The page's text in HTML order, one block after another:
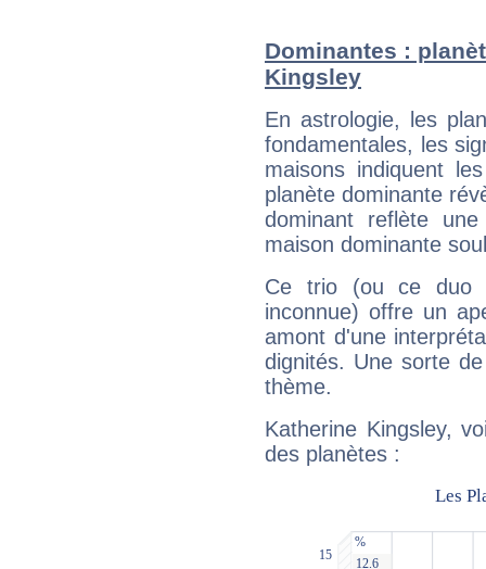
Dominantes :
Kingsley
En astrologie, les
fondamentales, les
maisons indiquent
planète dominante
dominant reflète
maison dominante
Ce trio (ou ce duo
inconnue) offre un
amont d'une
dignités. Une sorte
thème.
Katherine Kingsley,
des planètes :